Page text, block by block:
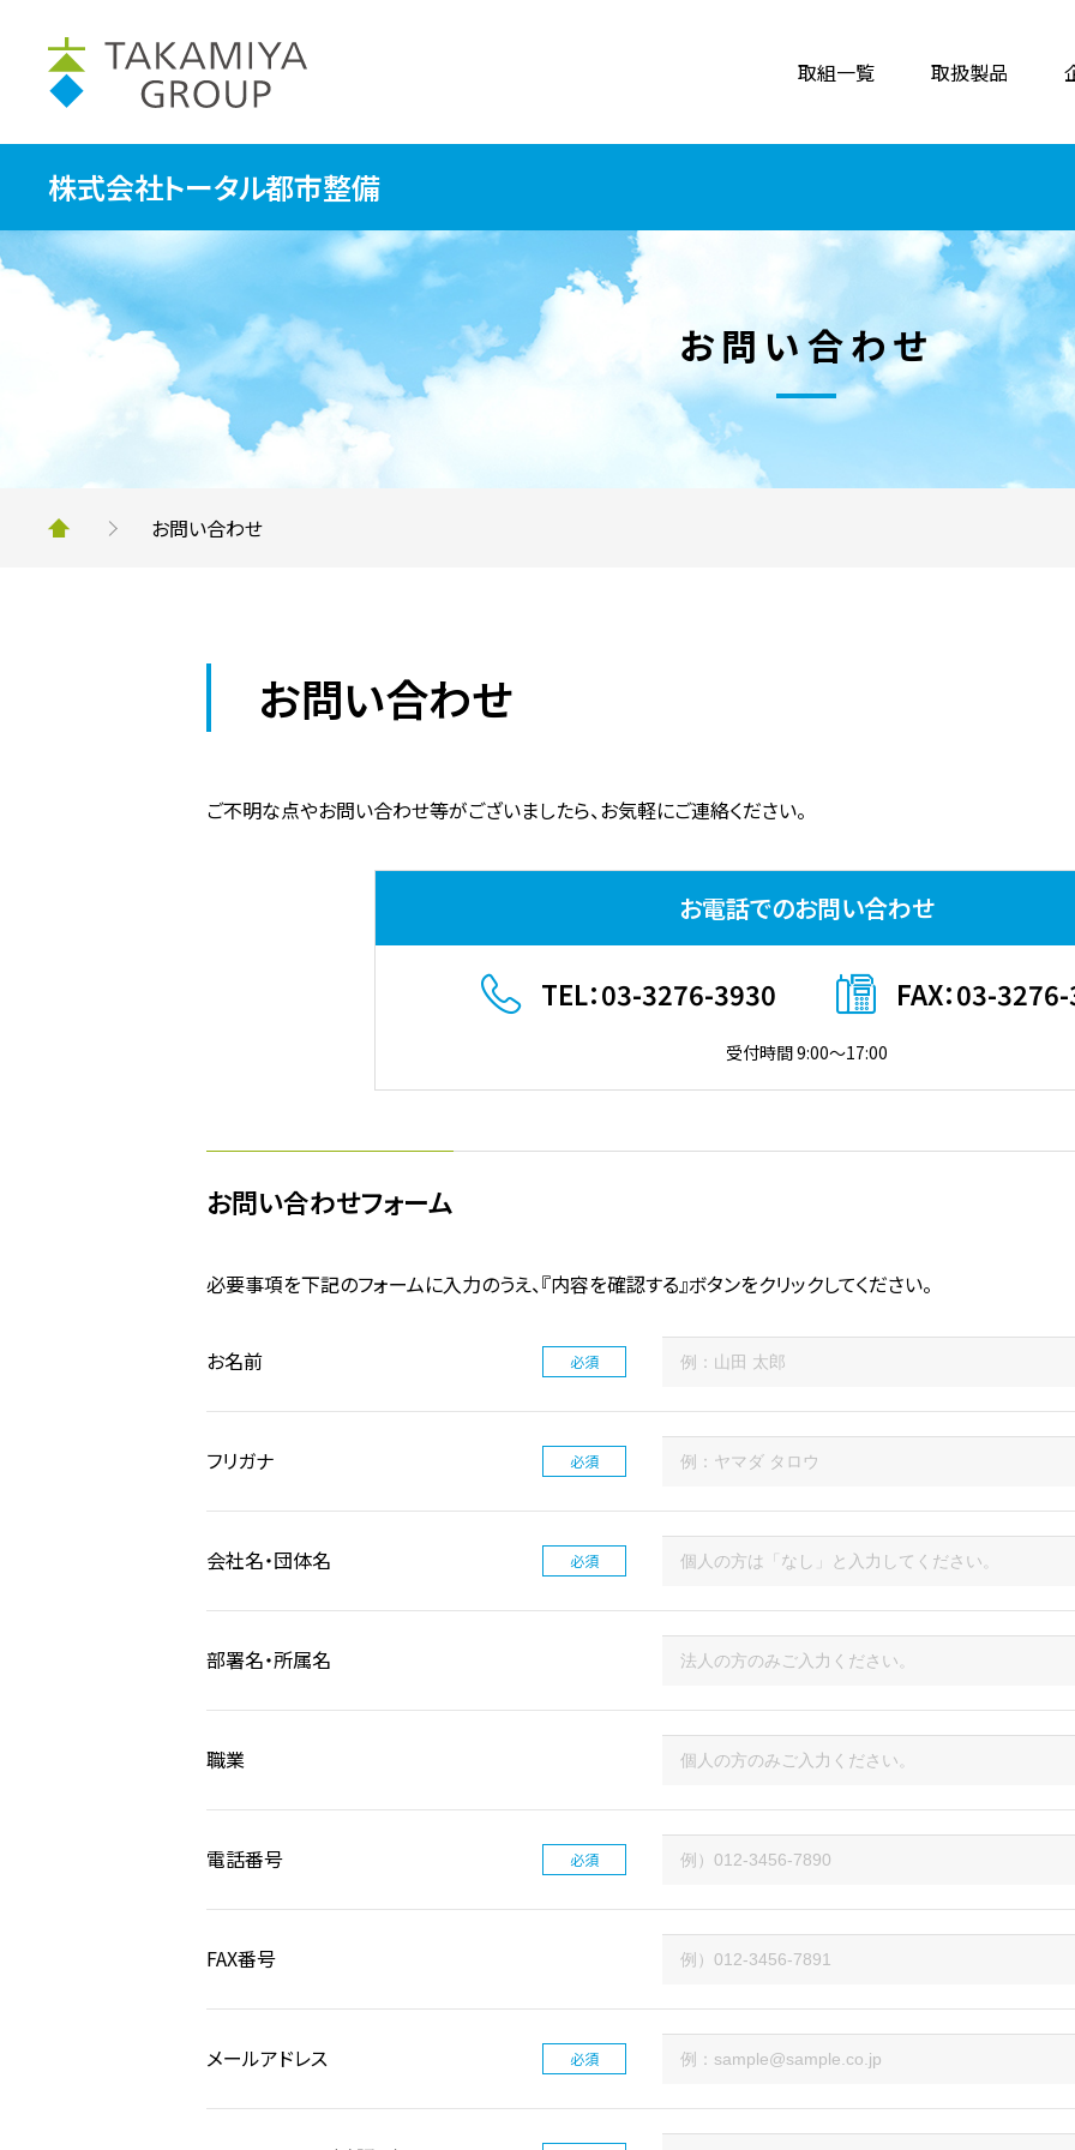
取組一覧 取扱製品
株式会社トータル都市整備
お問い合わせ
お問い合わせ
お問い合わせ
ご不明な点やお問い合わせ等がございましたら、お気軽にご連絡ください。
お電話でのお問い合わせ
TEL：03-3276-3930 FAX：03-
受付時間 9:00〜17:00
お問い合わせフォーム
必要事項を下記のフォームに入力のうえ、『内容を確認する』ボタンをクリックしてください。
お名前
フリガナ
会社名・団体名
部署名・所属名
職業
電話番号
FAX番号
メールアドレス